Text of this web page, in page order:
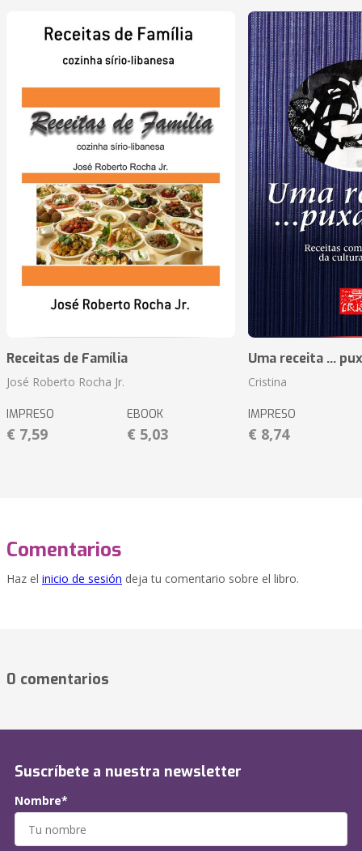
Receitas de Família
José Roberto Rocha Jr.
IMPRESO
€ 7,59
EBOOK
€ 5,03
Uma receita ...
Cristina
IMPRESO
€ 8,74
Comentarios
Haz el inicio de sesión deja tu comentario sobre el libro.
0 comentarios
Suscríbete a nuestra newsletter
Nombre*